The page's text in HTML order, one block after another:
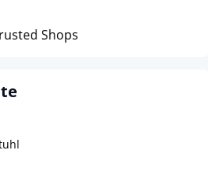
Shops